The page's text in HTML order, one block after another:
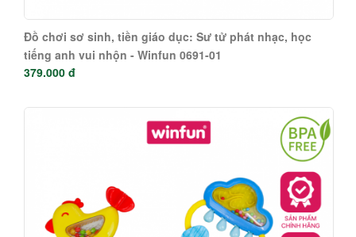
Đồ chơi sơ sinh, tiền giáo dục: Sư tử phát nhạc, học
tiếng anh vui nhộn - Winfun 0691-01
379.000 đ